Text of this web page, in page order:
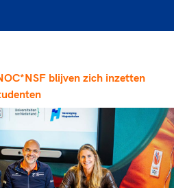
Experts
blijven zich inzetten